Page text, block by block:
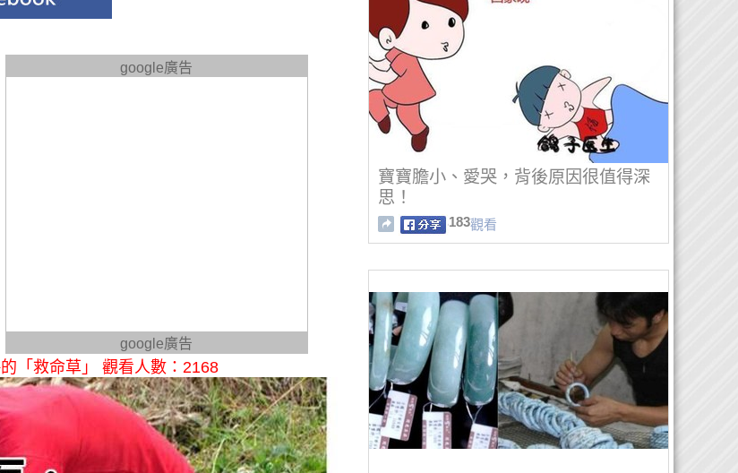
google廣告
google廣告
「救命草」 觀看人數：2168
寶寶膽小、愛哭，背後原因很值得深
思！
183觀看